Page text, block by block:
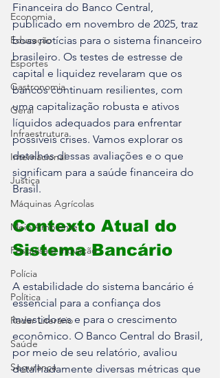
Economia
Educação
Esportes
Gastronomia
Geral
Infraestrutura
Internacional
Justiça
Máquinas Agrícolas
Meio Ambiente
Pesquisa e Inovação
Polícia
Política
Radar Literário
Saúde
Segurança
Financeira do Banco Central,
publicado em novembro de 2025, traz
boas notícias para o sistema financeiro
brasileiro. Os testes de estresse de
capital e liquidez revelaram que os
bancos continuam resilientes, com
uma capitalização robusta e ativos
líquidos adequados para enfrentar
possíveis crises. Vamos explorar os
detalhes dessas avaliações e o que
significam para a saúde financeira do
Brasil.
Contexto Atual do
Sistema Bancário
A estabilidade do sistema bancário é
essencial para a confiança dos
investidores e para o crescimento
econômico. O Banco Central do Brasil,
por meio de seu relatório, avaliou
detalhadamente diversas métricas que